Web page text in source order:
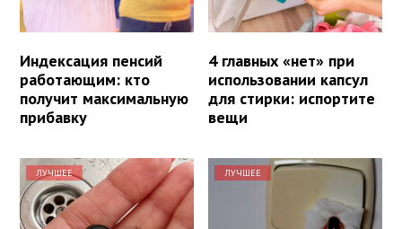
Индексация пенсий
работающим: кто
получит максимальную
прибавку
4 главных «нет» при
использовании капсул
для стирки: испортите
вещи
ЛУЧШЕЕ ЛУЧШЕЕ